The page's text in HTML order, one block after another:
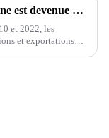
La Chine est devenue un exportateur majeur de produits sanitaires
et 2022, les
et exportations